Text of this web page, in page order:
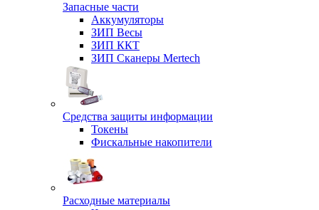
Запасные части
Аккумуляторы
ЗИП Весы
ЗИП ККТ
ЗИП Сканеры Mertech
Средства защиты информации
Токены
Фискальные накопители
Расходные материалы